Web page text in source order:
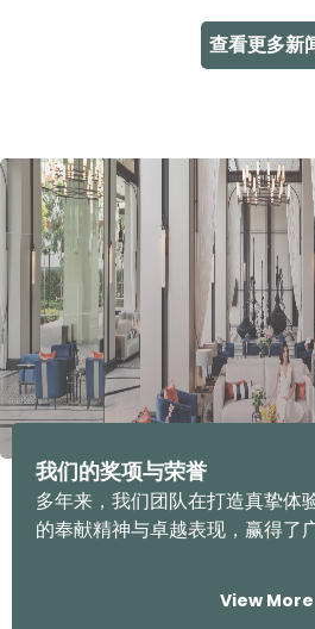
查看更多新
我们的奖项与荣誉
多年来，我们团队在打造真挚体
的奉献精神与卓越表现，赢得了
View More